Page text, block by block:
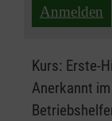
Anmelden
Kurs: Erste-
Anerkannt